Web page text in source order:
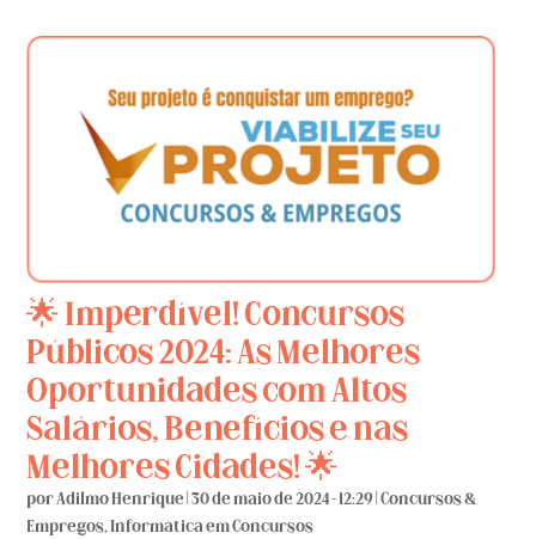
🌟 Imperdível! Concursos
Públicos 2024: As Melhores
Oportunidades com Altos
Salários, Benefícios e nas
Melhores Cidades! 🌟
porAdilmo Henrique|30 de maio de 2024 - 12:29|Concursos &
Empregos,Informática em Concursos